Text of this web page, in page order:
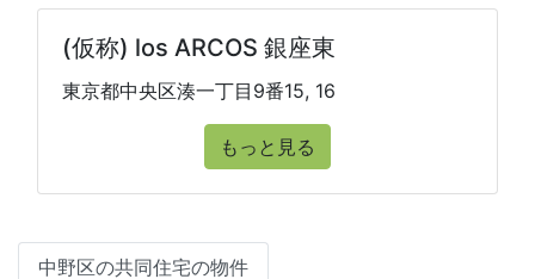
(仮称) los ARCOS 銀座東
東京都中央区湊一丁目9番15, 16
もっと見る
中野区の共同住宅の物件